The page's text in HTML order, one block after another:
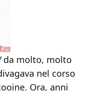
da molto, molto
nel corso
Ora, anni